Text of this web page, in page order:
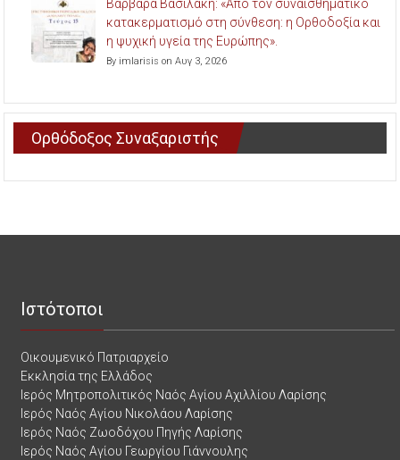
Βαρβάρα Βασιλάκη: «Από τον συναισθηματικό
κατακερματισμό στη σύνθεση: η Ορθοδοξία και
η ψυχική υγεία της Ευρώπης».
By imlarisis on Αυγ 3, 2026
Ορθόδοξος Συναξαριστής
Ιστότοποι
Οικουμενικό Πατριαρχείο
Εκκλησία της Ελλάδος
Ιερός Μητροπολιτικός Ναός Αγίου Αχιλλίου Λαρίσης
Ιερός Ναός Αγίου Νικολάου Λαρίσης
Ιερός Ναός Ζωοδόχου Πηγής Λαρίσης
Ιερός Ναός Αγίου Γεωργίου Γιάννουλης